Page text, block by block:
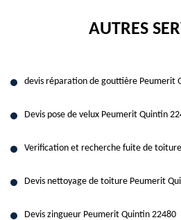
AUTRES
devis réparation de gouttière Peumerit
Devis pose de velux Peumerit Quintin
Verification et recherche fuite de
Devis nettoyage de toiture Peumerit
Devis zingueur Peumerit Quintin 22480